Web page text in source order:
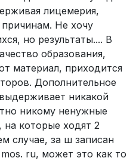
лицемерия,
Не хочу
но результаты.... В
образования,
материал, приходится
Дополнительное
никакой
никому ненужные
которые ходят 2
случае, за ш записан
mos. ru, может это как то